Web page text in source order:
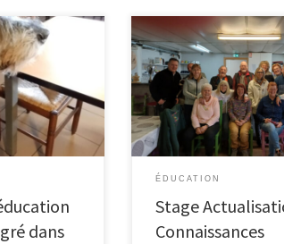
dans
ÉDUCATION
Stage
Connaissances